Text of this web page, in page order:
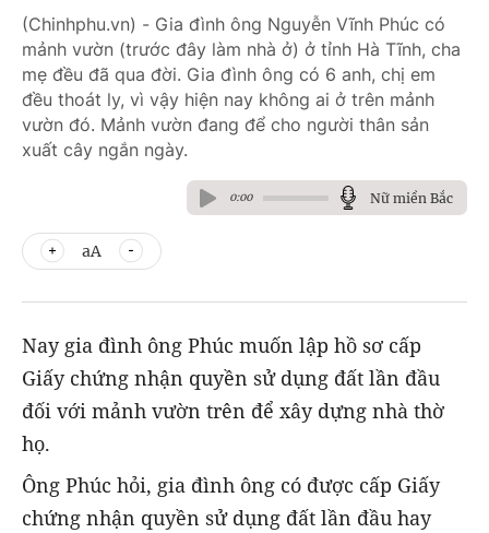
(Chinhphu.vn) - Gia đình ông Nguyễn Vĩnh Phúc có
mảnh vườn (trước đây làm nhà ở) ở tỉnh Hà Tĩnh, cha
mẹ đều đã qua đời. Gia đình ông có 6 anh, chị em
đều thoát ly, vì vậy hiện nay không ai ở trên mảnh
vườn đó. Mảnh vườn đang để cho người thân sản
xuất cây ngắn ngày.
0:00 Nữ miền Bắc
aA
Nay gia đình ông Phúc muốn lập hồ sơ cấp
Giấy chứng nhận quyền sử dụng đất lần đầu
đối với mảnh vườn trên để xây dựng nhà thờ
họ.
Ông Phúc hỏi, gia đình ông có được cấp Giấy
chứng nhận quyền sử dụng đất lần đầu hay